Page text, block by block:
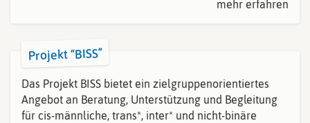
mehr erfahren
Projekt “BISS”
Das Projekt BISS bietet ein zielgruppenorientiertes
Angebot an Beratung, Unterstützung und Begleitung
für cis-männliche, trans*, inter* und nicht-binäre